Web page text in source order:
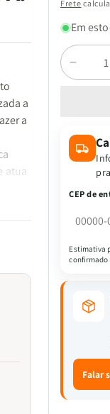
a
a
atua
Frete
Em
Quantidade
a
do
Santo
|
&amp;
R.
CEP de
Estimativa
confirmado
Falar